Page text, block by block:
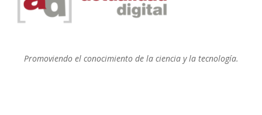
Promoviendo el conocimiento de la ciencia y la tecnología.